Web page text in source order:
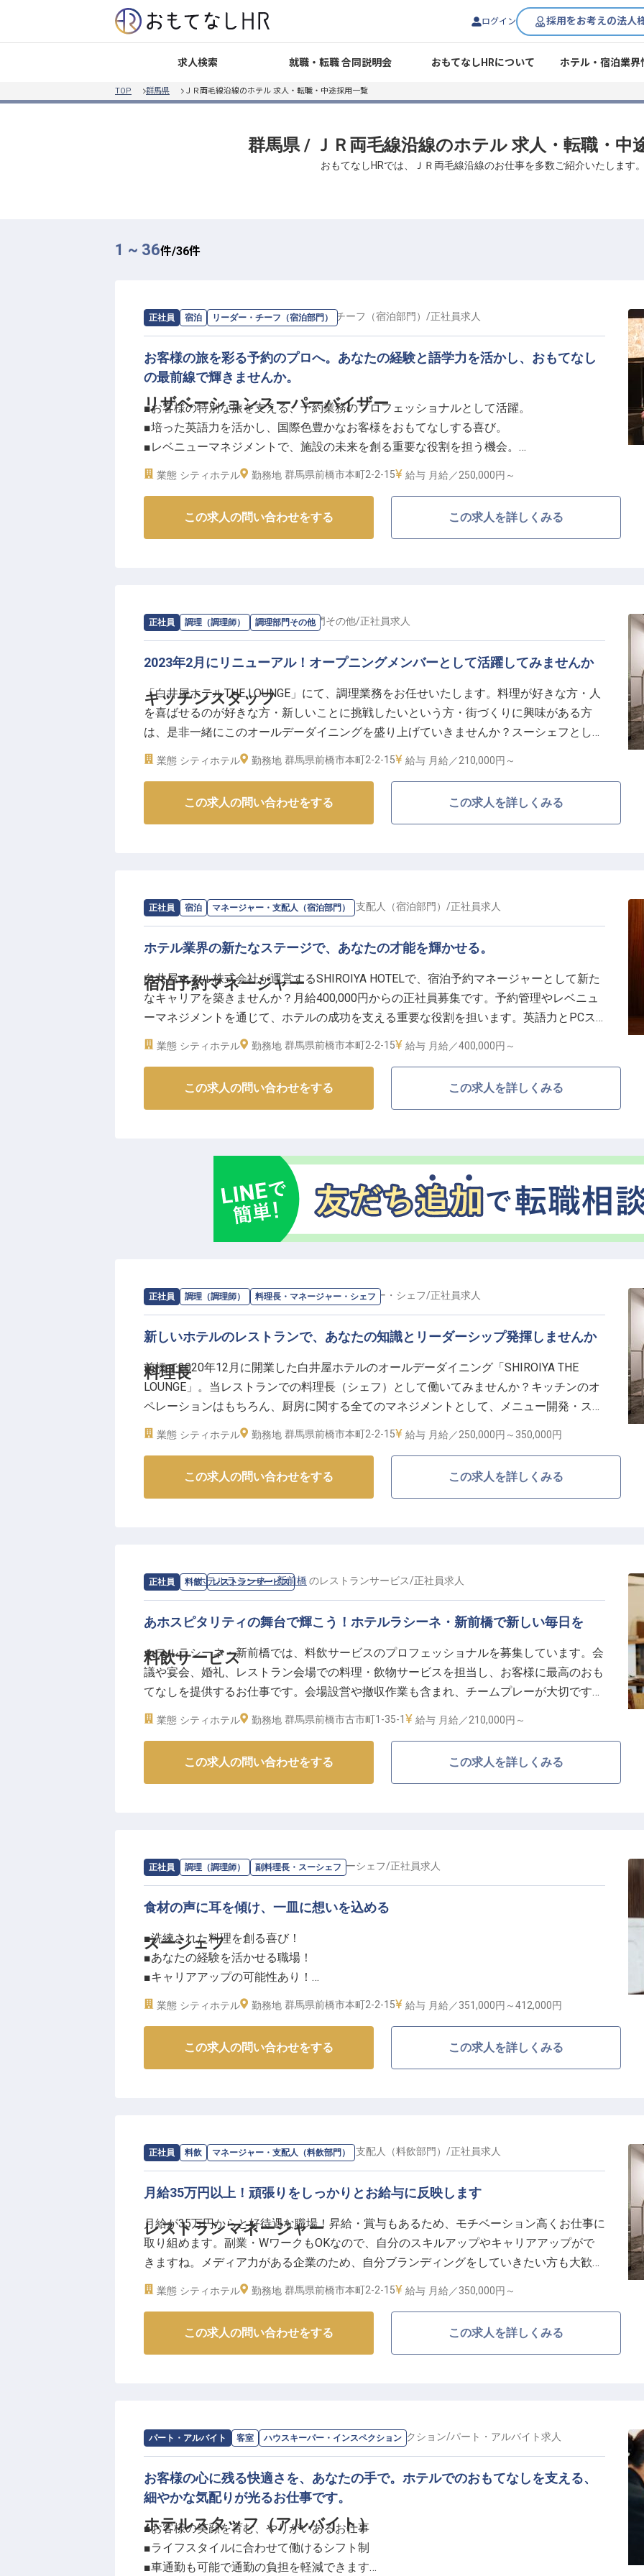
ログイン 採用をお考えの法人
求人検索 就職・転職 合同説明会 おもてなしHRについて ホテル・宿泊業界
TOP 群馬県 ＪＲ両毛線沿線のホテル 求人・転職・中途採用一覧
群馬県 / ＪＲ両毛線沿線のホテル 求人・転職・中
おもてなしHRでは、ＪＲ両毛線沿線のお仕事を多数ご紹介いたします
1 ~ 36件/36件
正社員 宿泊 リーダー・チーフ（宿泊部門）
リザベーションスーパーバイザー
求人情報：SHIROIYA HOTEL の リーダー・チーフ（宿泊部門） /正社員求人
お客様の旅を彩る予約のプロへ。あなたの経験と語学力を活かし、おもてなし
の最前線で輝きませんか。
■お客様の特別な旅を支える、予約業務のプロフェッショナルとして活躍。
■培った英語力を活かし、国際色豊かなお客様をおもてなしする喜び。
■レベニューマネジメントで、施設の未来を創る重要な役割を担う機会。
■月給250,000円から、安定した収入で安心して長く働ける環境です。
お客様の旅の始まりを彩る宿泊予約は、まさに「おもてなし」の第一歩です。
電話やメールでの丁寧な対応から、お客様一人ひとりのご要望を細やかに汲み取り、忘れ
ーー【専門性を高め、未来を拓くキャリアパス】
これまでの宿泊予約業務の経験を存分に活かし、さらにレベニューマネジメントといった
英語力を活かして海外のお客様とも積極的に交流し、国際的な視野を広げることも可能で
す。
チームの一員として、お客様への「おもてなし」の心を大切にしながら、自身のスキルア
ップとキャリアの成長を実現できる、やりがいのある職場です。
業態 シティホテル 勤務地 群馬県前橋市本町2-2-15 給与 月給／250,000円～
この求人の問い合わせをする この求人を詳しくみる
正社員 調理（調理師） 調理部門その他
キッチンスタッフ
求人情報：SHIROIYA HOTELの調理部門その他/正社員求人
2023年2月にリニューアル！オープニングメンバーとして活躍してみませんか
「白井屋ホテルTHE LOUNGE」にて、調理業務をお任せいたします。料理が好きな方・人
を喜ばせるのが好きな方・新しいことに挑戦したいという方・街づくりに興味がある方
は、是非一緒にこのオールデーダイニングを盛り上げていきませんか？スーシェフとして
の経験が2年以上ある方・西洋料理の調理実務経験が3年以上ある方・ホテルや飲食店での
業態 シティホテル 勤務地 群馬県前橋市本町2-2-15 給与 月給／210,000円～
この求人の問い合わせをする この求人を詳しくみる
正社員 宿泊 マネージャー・支配人（宿泊部門）
宿泊予約マネージャー
求人情報：SHIROIYA HOTELのマネージャー・支配人（宿泊部門） /正社員求人
ホテル業界の新たなステージで、あなたの才能を輝かせる。
白井屋ホテル株式会社が運営するSHIROIYA HOTELで、宿泊予約マネージャーとして新た
なキャリアを築きませんか？月給400,000円からの正社員募集です。予約管理やレベニュ
ーマネジメントを通じて、ホテルの成功を支える重要な役割を担います。英語力とPCス
キルを活かし、ゲスト一人ひとりに特別な体験を提供してください。あなたの経験を活か
業態 シティホテル 勤務地 群馬県前橋市本町2-2-15 給与 月給／400,000円～
この求人の問い合わせをする この求人を詳しくみる
正社員 調理（調理師） 料理長・マネージャー・シェフ
料理長
求人情報：SHIROIYA HOTELの料理長・マネージャー・シェフ/正社員求人
新しいホテルのレストランで、あなたの知識とリーダーシップ発揮しませんか
前橋で2020年12月に開業した白井屋ホテルのオールデーダイニング「SHIROIYA THE
LOUNGE」。当レストランでの料理長（シェフ）として働いてみませんか？キッチンのオ
ペレーションはもちろん、厨房に関する全てのマネジメントとして、メニュー開発・スタ
ッフィング・人材育成・食材の発注などをお任せいたします。主に、地元の食材を使った
業態 シティホテル 勤務地 群馬県前橋市本町2-2-15 給与 月給／250,000円～ 350,000円
この求人の問い合わせをする この求人を詳しくみる
正社員 料飲 レストランサービス
料飲サービス
求人情報：ホテルラシーネ・新前橋のレストランサービス/正社員求人
あホスピタリティの舞台で輝こう！ホテルラシーネ・新前橋で新しい毎日を
ホテルラシーネ・新前橋では、料飲サービスのプロフェッショナルを募集しています。会
議や宴会、婚礼、レストラン会場での料理・飲物サービスを担当し、お客様に最高のおも
てなしを提供するお仕事です。会場設営や撤収作業も含まれ、チームプレーが大切です。
月給210,000円、正社員として安定した職場で、あなたのホスピタリティ精神を存分に発
業態 シティホテル 勤務地 群馬県前橋市古市町1-35-1 給与 月給／210,000円～
この求人の問い合わせをする この求人を詳しくみる
正社員 調理（調理師） 副料理長・スーシェフ
スーシェフ
求人情報：SHIROIYA HOTELの副料理長・スーシェフ/正社員求人
食材の声に耳を傾け、一皿に想いを込める
■洗練された料理を創る喜び！
■あなたの経験を活かせる職場！
■キャリアアップの可能性あり！
■社員特典で充実のホテルライフ！
歴史ある前橋の地で、新たな食の感動を創造する「SHIROIYA HOTEL」。厳選された食材
を使い、一皿一皿に想いを込めたお料理でお客様をおもてなしいたします。
仕込みから調理まで、あなたの技術が光る舞台がここにあります！
ーー【あなたの経験を活かし、さらなる高みへ】
将来的にはメニュー開発にも携わり、あなたのアイデアを形にするチャンスも！
シフト制で働きやすく、ホテル内施設の社員割引や宿泊体験など、働く喜びを感じられる
特典も充実しています。東京から約1時間40分という立地も魅力！
料理人としてのスキルアップはもちろん、「おもてなしの心」を大切にしながら、共に成
※2025年07月03日時点の情報です
業態 シティホテル 勤務地 群馬県前橋市本町2-2-15 給与 月給／351,000円～412,000円
この求人の問い合わせをする この求人を詳しくみる
正社員 料飲 マネージャー・支配人（料飲部門）
レストランマネージャー
求人情報：SHIROIYA HOTELのマネージャー・支配人（料飲部門） /正社員求人
月給35万円以上！頑張りをしっかりとお給与に反映します
月給が35万円からと好待遇な職場！昇給・賞与もあるため、モチベーション高くお仕事に
取り組めます。副業・WワークもOKなので、自分のスキルアップやキャリアアップがで
きますね。メディア力がある企業のため、自分ブランディングをしていきたい方も大歓迎
です。飲食業界で店長・SV・マネージャーなどのマネジメント経験がある方！あなたの
業態 シティホテル 勤務地 群馬県前橋市本町2-2-15 給与 月給／350,000円～
この求人の問い合わせをする この求人を詳しくみる
パート・アルバイト 客室 ハウスキーパー・インスペクション
ホテルスタッフ（アルバイト）
求人情報：SHIROIYA HOTEL のハウスキーパー・インスペクション/パート・アルバイト求人
お客様の心に残る快適さを、あなたの手で。ホテルでのおもてなしを支える、
細やかな気配りが光るお仕事です。
■お客様の笑顔を育む、やりがいあるお仕事
■ライフスタイルに合わせて働けるシフト制
■車通勤も可能で通勤の負担を軽減できます